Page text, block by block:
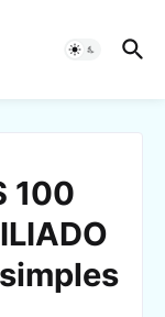
100